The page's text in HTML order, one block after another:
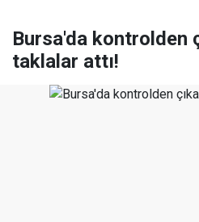
Bursa'da kontrolden
taklalar attı!